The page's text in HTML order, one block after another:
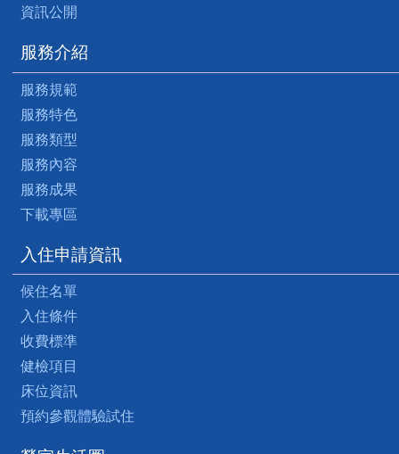
資訊公開
服務介紹
服務規範
服務特色
服務類型
服務內容
服務成果
下載專區
入住申請資訊
候住名單
入住條件
收費標準
健檢項目
床位資訊
預約參觀體驗試住